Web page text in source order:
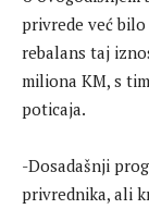
privrede već
rebalans taj
miliona KM, s
poticaja.
-Dosadašnji
privrednika, ali